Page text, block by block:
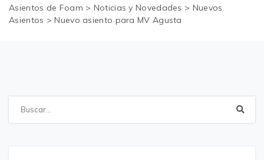
Asientos de Foam > Noticias y Novedades > Nuevos
Asientos >Nuevo asiento para MV Agusta